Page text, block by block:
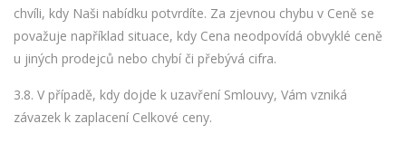
chvíli, kdy Naši nabídku potvrdíte. Za zjevnou chybu v Ceně se
považuje například situace, kdy Cena neodpovídá obvyklé ceně
u jiných prodejců nebo chybí či přebývá cifra.
3.8. V případě, kdy dojde k uzavření Smlouvy, Vám vzniká
závazek k zaplacení Celkové ceny.